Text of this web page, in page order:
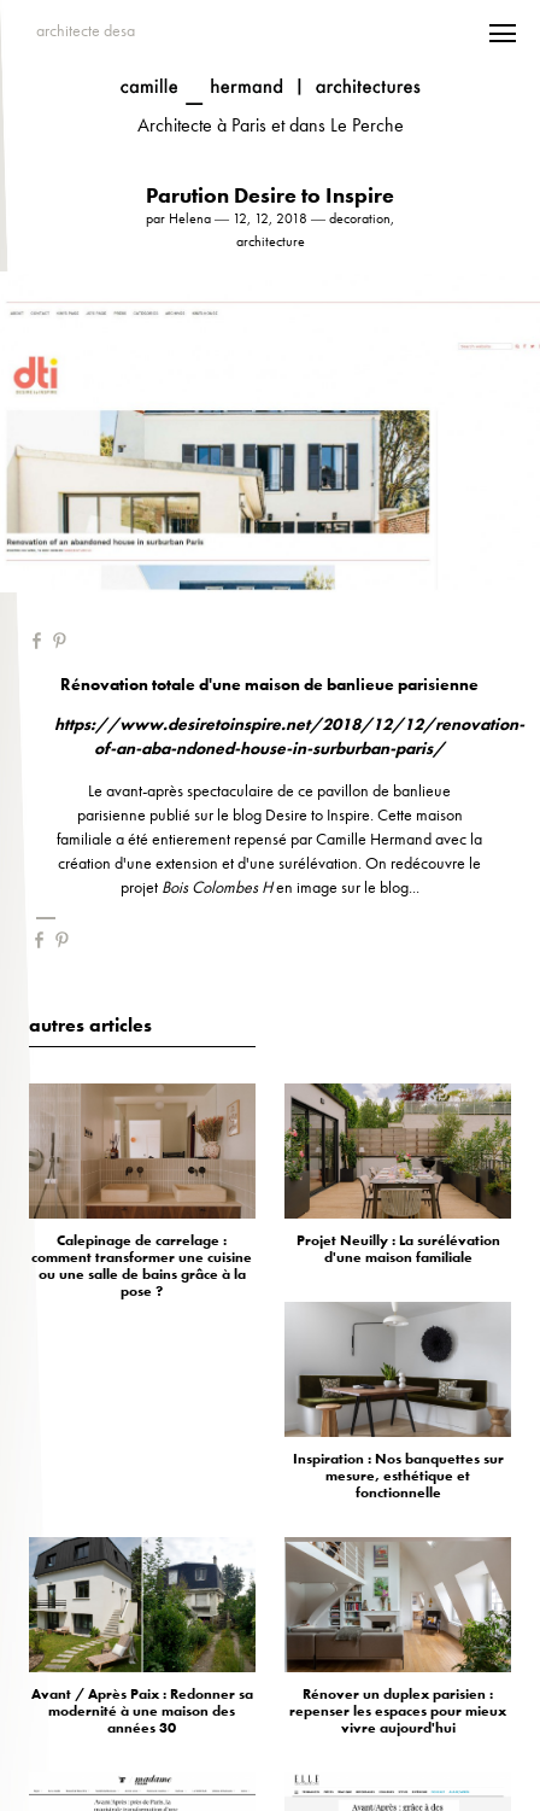
architecte desa
Architecte à Paris et dans Le Perche
Parution Desire to Inspire
par Helena ― 12, 12, 2018 ― decoration,
architecture
Rénovation totale d'une maison de banlieue parisienne
https://www.desiretoinspire.net/2018/12/12/renovation-
of-an-aba-ndoned-house-in-surburban-paris/
Le avant-après spectaculaire de ce pavillon de banlieue
parisienne publié sur le blog Desire to Inspire. Cette maison
familiale a été entierement repensé par Camille Hermand avec la
création d'une extension et d'une surélévation. On redécouvre le
projet Bois Colombes Hen image sur le blog...
autres articles
Calepinage de carrelage :
comment transformer une cuisine
ou une salle de bains grâce à la
pose ?
Projet Neuilly : La surélévation
d'une maison familiale
Inspiration : Nos banquettes sur
mesure, esthétique et
fonctionnelle
Avant / Après Paix : Redonner sa
modernité à une maison des
années 30
Rénover un duplex parisien :
repenser les espaces pour mieux
vivre aujourd'hui